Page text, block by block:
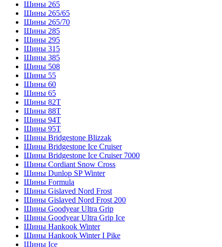
Шины 265
Шины 265/65
Шины 265/70
Шины 285
Шины 295
Шины 315
Шины 385
Шины 508
Шины 55
Шины 60
Шины 65
Шины 82T
Шины 88T
Шины 94T
Шины 95T
Шины Bridgestone Blizzak
Шины Bridgestone Ice Cruiser
Шины Bridgestone Ice Cruiser 7000
Шины Cordiant Snow Cross
Шины Dunlop SP Winter
Шины Formula
Шины Gislaved Nord Frost
Шины Gislaved Nord Frost 200
Шины Goodyear Ultra Grip
Шины Goodyear Ultra Grip Ice
Шины Hankook Winter
Шины Hankook Winter I Pike
Шины Ice